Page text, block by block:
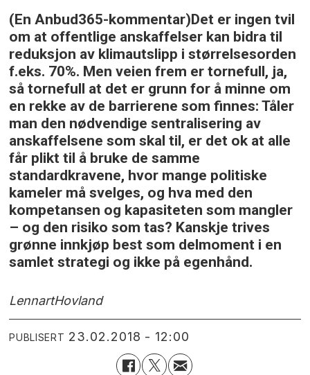
(En Anbud365-kommentar)Det er ingen tvil
om at offentlige anskaffelser kan bidra til
reduksjon av klimautslipp i størrelsesorden
f.eks. 70%. Men veien frem er tornefull, ja,
så tornefull at det er grunn for å minne om
en rekke av de barrierene som finnes: Tåler
man den nødvendige sentralisering av
anskaffelsene som skal til, er det ok at alle
får plikt til å bruke de samme
standardkravene, hvor mange politiske
kameler må svelges, og hva med den
kompetansen og kapasiteten som mangler
– og den risiko som tas? Kanskje trives
grønne innkjøp best som delmoment i en
samlet strategi og ikke på egenhånd.
LennartHovland
PUBLISERT 23.02.2018 - 12:00